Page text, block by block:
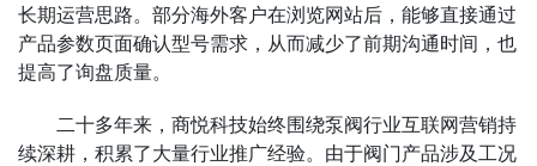
长期运营思路。部分海外客户在浏览网站后，能够直接通过
产品参数页面确认型号需求，从而减少了前期沟通时间，也
提高了询盘质量。
二十多年来，商悦科技始终围绕泵阀行业互联网营销持
续深耕，积累了大量行业推广经验。由于阀门产品涉及工况